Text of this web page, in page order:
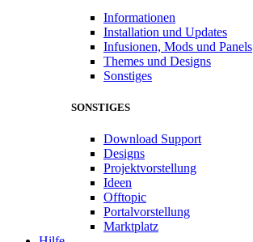
Informationen
Installation und Updates
Infusionen, Mods und Panels
Themes und Designs
Sonstiges
SONSTIGES
Download Support
Designs
Projektvorstellung
Ideen
Offtopic
Portalvorstellung
Marktplatz